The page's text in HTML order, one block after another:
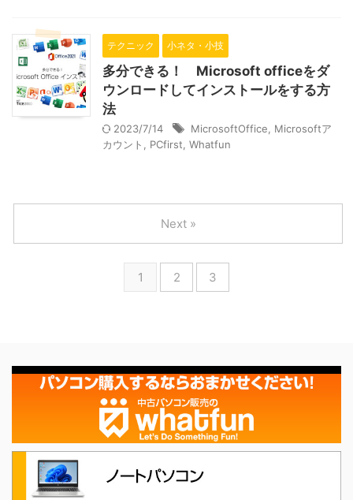
テクニック 小ネタ・小技
多分できる！ Microsoft officeをダ
ウンロードしてインストールをする方
法
2023/7/14 MicrosoftOffice
Microsoftア
カウント
PCfirst Whatfun
1 2 3
Next »